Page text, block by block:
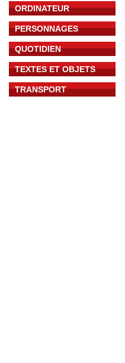
ORDINATEUR
PERSONNAGES
QUOTIDIEN
TEXTES ET OBJETS
TRANSPORT